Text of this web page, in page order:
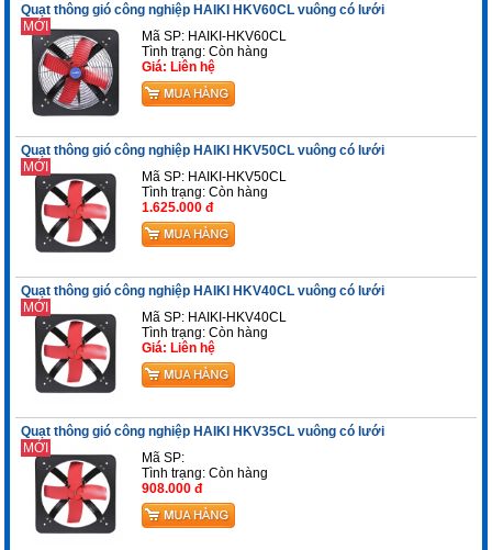
Quạt thông gió công nghiệp HAIKI HKV60CL vuông có lưới
MỚI
Mã SP: HAIKI-HKV60CL
Tình trạng:Còn hàng
Giá: Liên hệ
Quạt thông gió công nghiệp HAIKI HKV50CL vuông có lưới
MỚI
Mã SP: HAIKI-HKV50CL
Tình trạng:Còn hàng
1.625.000 đ
Quạt thông gió công nghiệp HAIKI HKV40CL vuông có lưới
MỚI
Mã SP: HAIKI-HKV40CL
Tình trạng:Còn hàng
Giá: Liên hệ
Quạt thông gió công nghiệp HAIKI HKV35CL vuông có lưới
MỚI
Mã SP:
Tình trạng:Còn hàng
908.000 đ